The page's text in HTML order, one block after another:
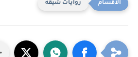
روايات شيقه